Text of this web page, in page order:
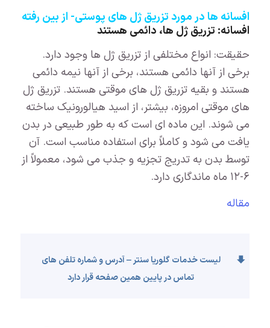
افسانه ها در مورد تزریق ژل های پوستی- از بین رفته
افسانه: تزریق ژل ها، دائمی هستند
حقیقت: انواع مختلفی از تزریق ژل ها وجود دارد.
برخی از آنها دائمی هستند، برخی از آنها نیمه دائمی
هستند و بقیه تزریق ژل های موقتی هستند. تزریق ژل
های موقتی امروزه، بیشتر، از اسید هیالورونیک ساخته
می شوند. این ماده ای است که به طور طبیعی در بدن
یافت می شود و کاملاً برای استفاده مناسب است. آن
توسط بدن به تدریج تجزیه و جذب می شود، معمولاً از
۶-۱۲ ماه ماندگاری دارد.
مقاله
لیست خدمات گلوریا سنتر – آدرس و شماره تلفن های
تماس در پایین همین صفحه قرار دارد